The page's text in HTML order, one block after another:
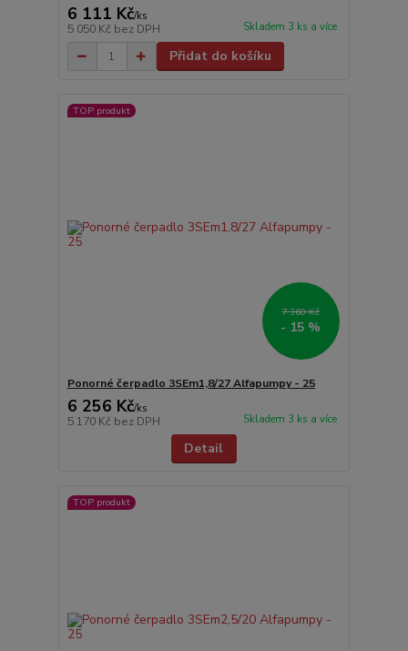
6 111 Kč/ks
5 050 Kč bez DPH Skladem 3 ks a více
Přidat do košíku
TOP produkt
7 360 Kč
- 15 %
Ponorné čerpadlo 3SEm1,8/27 Alfapumpy - 25
6 256 Kč/ks
5 170 Kč bez DPH Skladem 3 ks a více
Detail
TOP produkt